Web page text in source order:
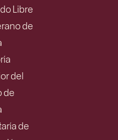
Libre
de
del
de
de